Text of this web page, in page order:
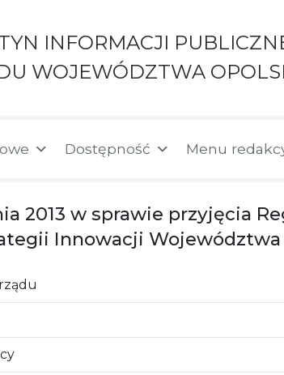
INFORMACJI
WOJEWÓDZTWA
Dostępność Menu
2013 w sprawie przyjęcia
Innowacji